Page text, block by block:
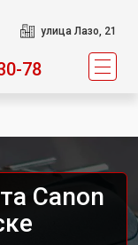
улица Лазо, 21
78
Canon